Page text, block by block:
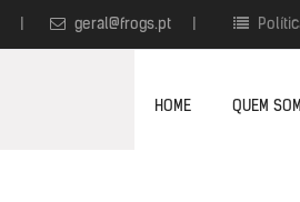
geral@frogs.pt
HOME QUEM